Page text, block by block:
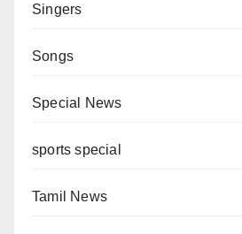
Singers
Songs
Special News
sports special
Tamil News